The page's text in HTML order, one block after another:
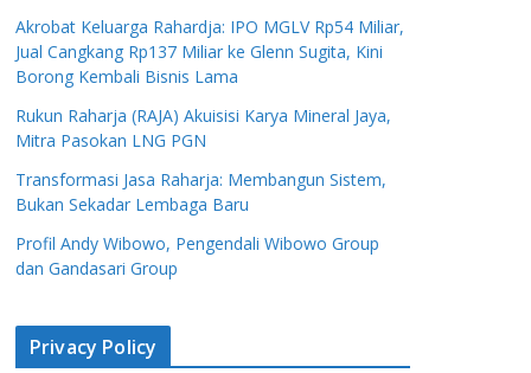
Akrobat Keluarga Rahardja: IPO MGLV Rp54 Miliar,
Jual Cangkang Rp137 Miliar ke Glenn Sugita, Kini
Borong Kembali Bisnis Lama
Rukun Raharja (RAJA) Akuisisi Karya Mineral Jaya,
Mitra Pasokan LNG PGN
Transformasi Jasa Raharja: Membangun Sistem,
Bukan Sekadar Lembaga Baru
Profil Andy Wibowo, Pengendali Wibowo Group
dan Gandasari Group
Privacy Policy